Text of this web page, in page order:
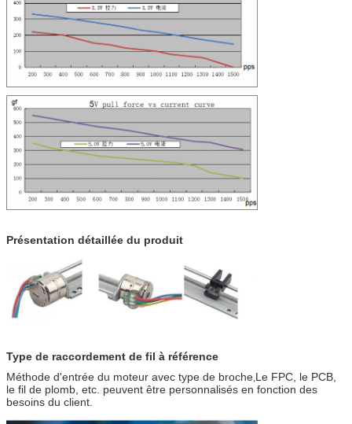
Présentation détaillée du produit
Type de raccordement de fil à référence
Méthode d'entrée du moteur avec type de broche,Le FPC, le PCB,
le fil de plomb, etc. peuvent être personnalisés en fonction des
besoins du client.